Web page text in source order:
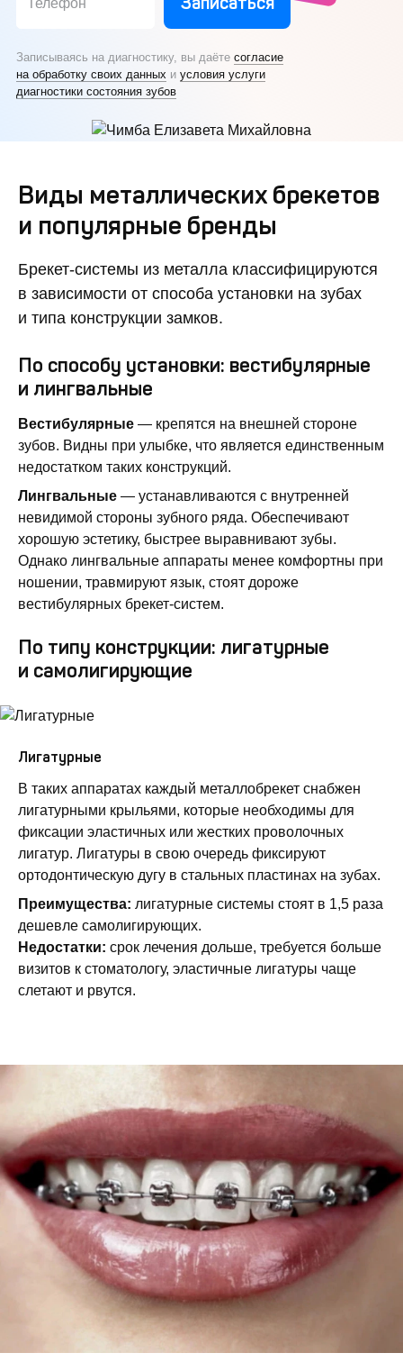
Телефон Записаться
Записываясь на диагностику, вы даёте согласие
на обработку своих данных и условия услуги
диагностики состояния зубов
Виды металлических брекетов
и популярные бренды
Брекет-системы из металла классифицируются
в зависимости от способа установки на зубах
и типа конструкции замков.
По способу установки: вестибулярные
и лингвальные
Вестибулярные — крепятся на внешней стороне
зубов. Видны при улыбке, что является единственным
недостатком таких конструкций.
Лингвальные — устанавливаются с внутренней
невидимой стороны зубного ряда. Обеспечивают
хорошую эстетику, быстрее выравнивают зубы.
Однако лингвальные аппараты менее комфортны при
ношении, травмируют язык, стоят дороже
вестибулярных брекет-систем.
По типу конструкции: лигатурные
и самолигирующие
Лигатурные
В таких аппаратах каждый металлобрекет снабжен
лигатурными крыльями, которые необходимы для
фиксации эластичных или жестких проволочных
лигатур. Лигатуры в свою очередь фиксируют
ортодонтическую дугу в стальных пластинах на зубах.
Преимущества: лигатурные системы стоят в 1,5 раза
дешевле самолигирующих.
Недостатки: срок лечения дольше, требуется больше
визитов к стоматологу, эластичные лигатуры чаще
слетают и рвутся.